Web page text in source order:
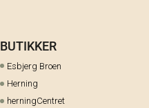
BUTIKKER
Esbjerg Broen
Herning
herningCentret